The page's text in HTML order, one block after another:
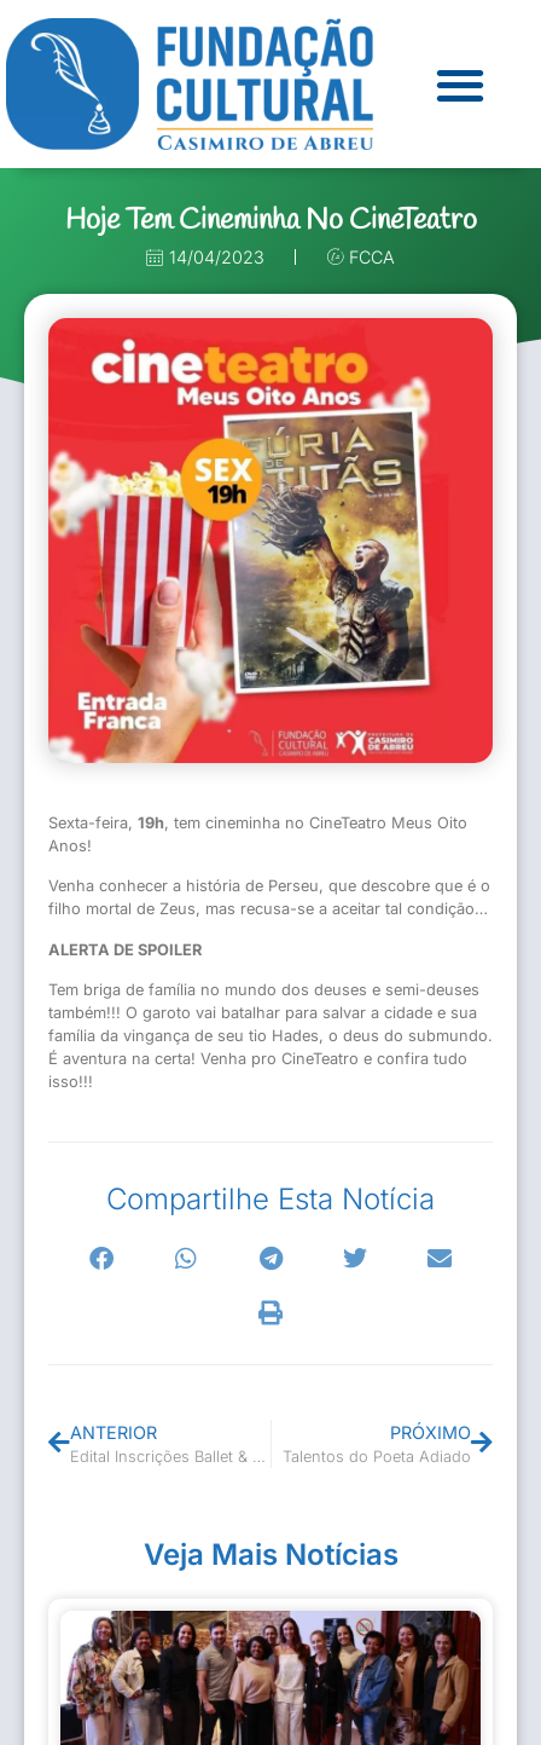
Hoje Tem Cineminha No CineTeatro
14/04/2023 FCCA
Sexta-feira, 19h, tem cineminha no CineTeatro Meus Oito
Anos!
Venha conhecer a história de Perseu, que descobre que é o
filho mortal de Zeus, mas recusa-se a aceitar tal condição…
ALERTA DE SPOILER
Tem briga de família no mundo dos deuses e semi-deuses
também!!! O garoto vai batalhar para salvar a cidade e sua
família da vingança de seu tio Hades, o deus do submundo.
É aventura na certa! Venha pro CineTeatro e confira tudo
isso!!!
Compartilhe Esta Notícia
ANTERIOR
Edital Inscrições Ballet & Jazz Infantil
PRÓXIMO
Talentos do Poeta Adiado
Veja Mais Notícias